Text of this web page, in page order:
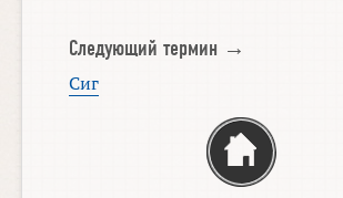
Следующий термин →
Сиг